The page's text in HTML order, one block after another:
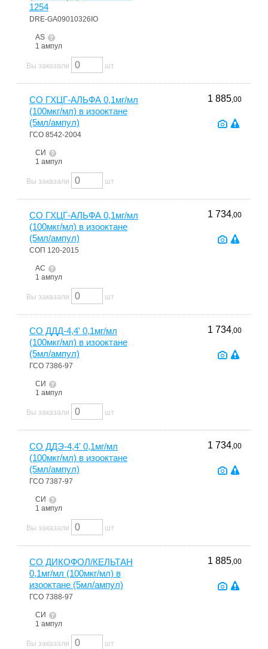
1254
DRE-GA09010326IO
AS
1 ампул
Вы заказали шт
СО ГХЦГ-АЛЬФА 0,1мг/мл
(100мкг/мл) в изооктане
(5мл/ампул)
ГСО 8542-2004
СИ
1 ампул
1 885,00
Вы заказали шт
СО ГХЦГ-АЛЬФА 0,1мг/мл
(100мкг/мл) в изооктане
(5мл/ампул)
СОП 120-2015
АС
1 ампул
1 734,00
Вы заказали шт
СО ДДД-4,4' 0,1мг/мл
(100мкг/мл) в изооктане
(5мл/ампул)
ГСО 7386-97
СИ
1 ампул
1 734,00
Вы заказали шт
СО ДДЭ-4,4' 0,1мг/мл
(100мкг/мл) в изооктане
(5мл/ампул)
ГСО 7387-97
СИ
1 ампул
1 734,00
Вы заказали шт
СО ДИКОФОЛ/КЕЛЬТАН
0,1мг/мл (100мкг/мл) в
изооктане (5мл/ампул)
ГСО 7388-97
СИ
1 ампул
1 885,00
Вы заказали шт